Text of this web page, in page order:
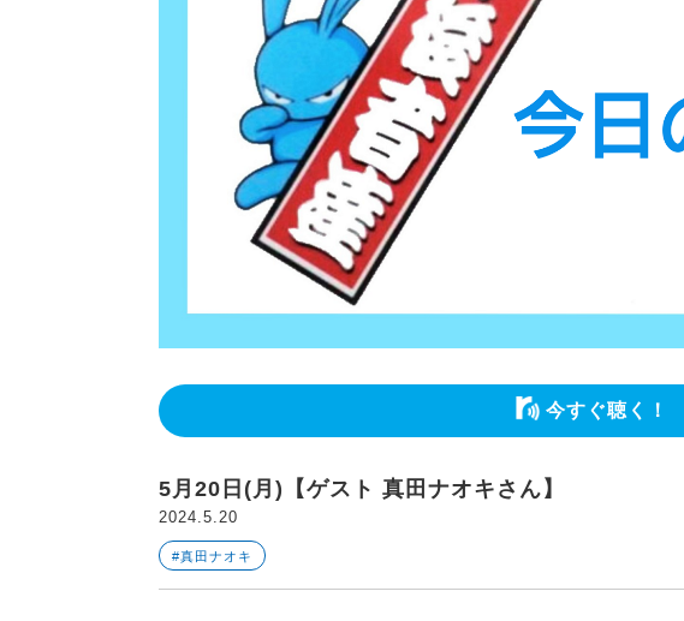
今すぐ聴く！
5月20日(月)【ゲスト 真田ナオキさん】
2024.5.20
#真田ナオキ